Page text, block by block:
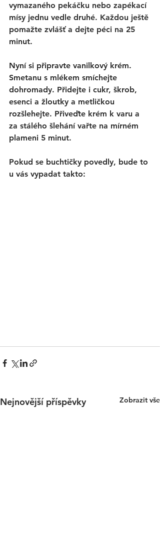
vymazaného pekáčku nebo zapékací
mísy jednu vedle druhé. Každou ještě
pomažte zvlášť a dejte péci na 25
minut.
Nyní si připravte vanilkový krém.
Smetanu s mlékem smíchejte
dohromady. Přidejte i cukr, škrob,
esenci a žloutky a metličkou
rozšlehejte. Přiveďte krém k varu a
za stálého šlehání vařte na mírném
plameni 5 minut.
Pokud se buchtičky povedly, bude to
u vás vypadat takto:
Nejnovější příspěvky Zobrazit vše